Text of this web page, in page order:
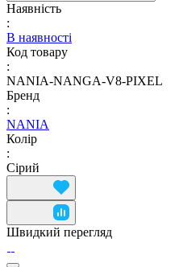
Наявність
:
В наявності
Код товару
:
NANIA-NANGA-V8-PIXEL
Бренд
:
NANIA
Колір
:
Сірий
Швидкий перегляд